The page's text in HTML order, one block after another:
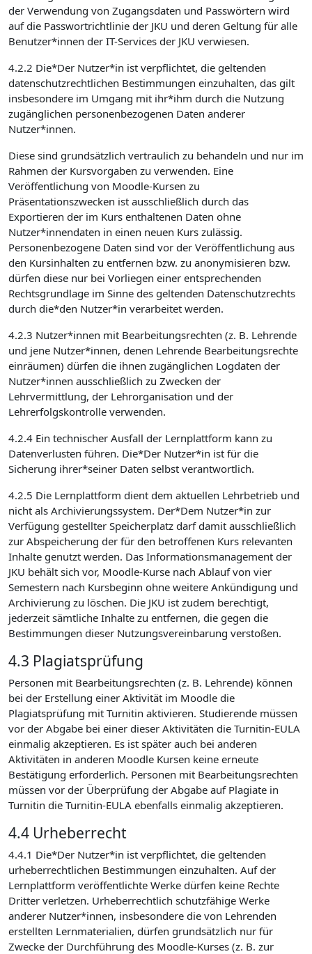
der Verwendung von Zugangsdaten und Passwörtern wird
auf die Passwortrichtlinie der JKU und deren Geltung für alle
Benutzer*innen der IT-Services der JKU verwiesen.
4.2.2 Die*Der Nutzer*in ist verpflichtet, die geltenden
datenschutzrechtlichen Bestimmungen einzuhalten, das gilt
insbesondere im Umgang mit ihr*ihm durch die Nutzung
zugänglichen personenbezogenen Daten anderer
Nutzer*innen.
Diese sind grundsätzlich vertraulich zu behandeln und nur im
Rahmen der Kursvorgaben zu verwenden. Eine
Veröffentlichung von Moodle-Kursen zu
Präsentationszwecken ist ausschließlich durch das
Exportieren der im Kurs enthaltenen Daten ohne
Nutzer*innendaten in einen neuen Kurs zulässig.
Personenbezogene Daten sind vor der Veröffentlichung aus
den Kursinhalten zu entfernen bzw. zu anonymisieren bzw.
dürfen diese nur bei Vorliegen einer entsprechenden
Rechtsgrundlage im Sinne des geltenden Datenschutzrechts
durch die*den Nutzer*in verarbeitet werden.
4.2.3 Nutzer*innen mit Bearbeitungsrechten (z. B. Lehrende
und jene Nutzer*innen, denen Lehrende Bearbeitungsrechte
einräumen) dürfen die ihnen zugänglichen Logdaten der
Nutzer*innen ausschließlich zu Zwecken der
Lehrvermittlung, der Lehrorganisation und der
Lehrerfolgskontrolle verwenden.
4.2.4 Ein technischer Ausfall der Lernplattform kann zu
Datenverlusten führen. Die*Der Nutzer*in ist für die
Sicherung ihrer*seiner Daten selbst verantwortlich.
4.2.5 Die Lernplattform dient dem aktuellen Lehrbetrieb und
nicht als Archivierungssystem. Der*Dem Nutzer*in zur
Verfügung gestellter Speicherplatz darf damit ausschließlich
zur Abspeicherung der für den betroffenen Kurs relevanten
Inhalte genutzt werden. Das Informationsmanagement der
JKU behält sich vor, Moodle-Kurse nach Ablauf von vier
Semestern nach Kursbeginn ohne weitere Ankündigung und
Archivierung zu löschen. Die JKU ist zudem berechtigt,
jederzeit sämtliche Inhalte zu entfernen, die gegen die
Bestimmungen dieser Nutzungsvereinbarung verstoßen.
4.3 Plagiatsprüfung
Personen mit Bearbeitungsrechten (z. B. Lehrende) können
bei der Erstellung einer Aktivität im Moodle die
Plagiatsprüfung mit Turnitin aktivieren. Studierende müssen
vor der Abgabe bei einer dieser Aktivitäten die Turnitin-EULA
einmalig akzeptieren. Es ist später auch bei anderen
Aktivitäten in anderen Moodle Kursen keine erneute
Bestätigung erforderlich. Personen mit Bearbeitungsrechten
müssen vor der Überprüfung der Abgabe auf Plagiate in
Turnitin die Turnitin-EULA ebenfalls einmalig akzeptieren.
4.4 Urheberrecht
4.4.1 Die*Der Nutzer*in ist verpflichtet, die geltenden
urheberrechtlichen Bestimmungen einzuhalten. Auf der
Lernplattform veröffentlichte Werke dürfen keine Rechte
Dritter verletzen. Urheberrechtlich schutzfähige Werke
anderer Nutzer*innen, insbesondere die von Lehrenden
erstellten Lernmaterialien, dürfen grundsätzlich nur für
Zwecke der Durchführung des Moodle-Kurses (z. B. zur